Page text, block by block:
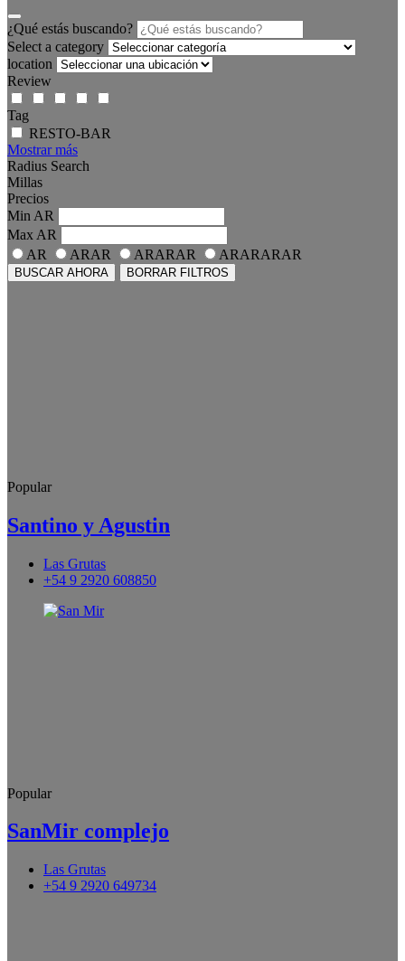
¿Qué estás buscando?
Select a category
location
Review
Tag
RESTO-BAR
Mostrar más
Radius Search
Millas
Precios
Min AR
Max AR
AR
ARAR ARARAR ARARARAR
BUSCAR AHORA BORRAR FILTROS
Popular
Santino y Agustin
Las Grutas
+54 9 2920 608850
Popular
SanMir complejo
Las Grutas
+54 9 2920 649734